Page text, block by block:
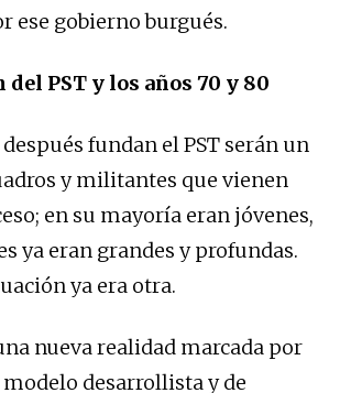
ese gobierno burgués.
PST y los años 70 y 80
fundan el PST serán un
y militantes que vienen
en su mayoría eran jóvenes,
ya eran grandes y profundas.
ya era otra.
nueva realidad marcada por
modelo desarrollista y de